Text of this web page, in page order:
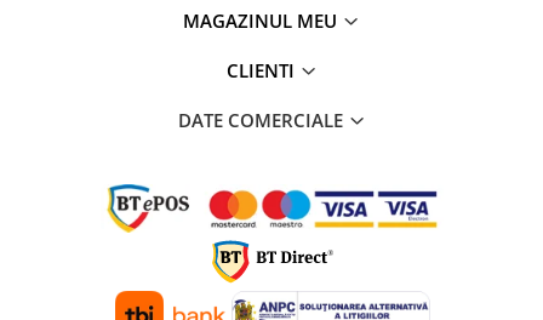
MAGAZINUL MEU
CLIENTI
DATE COMERCIALE